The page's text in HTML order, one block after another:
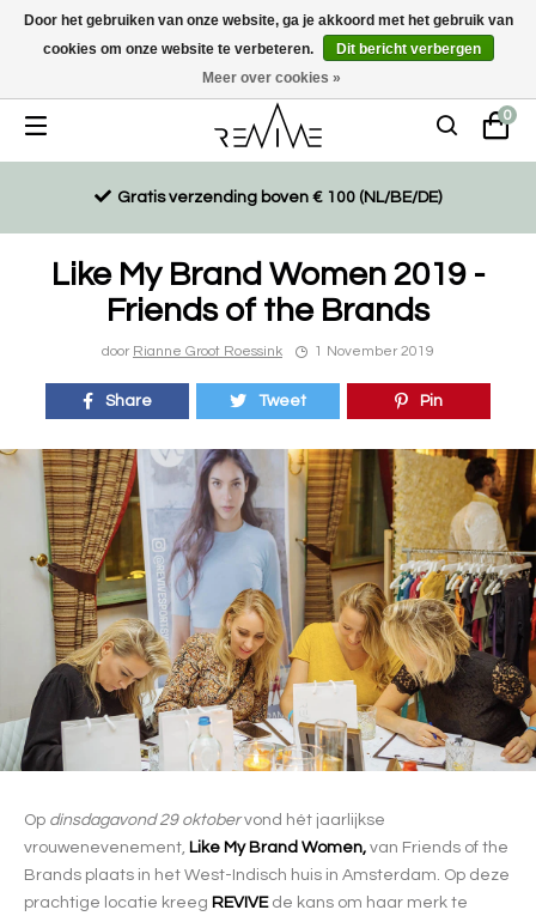
Duurzaam, eco-vriendelijk en ethisch gemaakte producten
0
Gratis verzending boven € 100 (NL/BE/DE)
Like My Brand Women 2019 -
Friends of the Brands
door Rianne Groot Roessink 1 November 2019
Share Tweet Pin
Op dinsdagavond 29 oktobervond hét jaarlijkse
vrouwenevenement, Like My Brand Women, van Friends of the
Brands plaats in het West-Indisch huis in Amsterdam. Op deze
prachtige locatie kreeg REVIVEde kans om haar merk te
Door het gebruiken van onze website, ga je akkoord met het gebruik van
cookies om onze website te verbeteren.
Dit bericht verbergen
Meer over cookies »